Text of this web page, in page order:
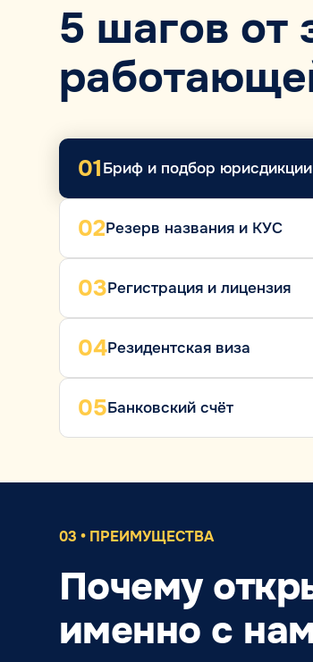
5 шагов от
01Бриф и подбор юрисдикции
02Резерв названия и КУС
03Регистрация и лицензия
04Резидентская виза
05Банковский счёт
03 • ПРЕИМУЩЕСТВА
Почему
именно с